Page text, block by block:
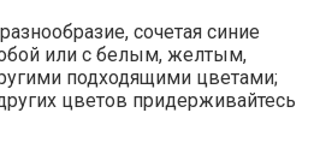
сочетая синие
или с белым, желтым,
подходящими цветами;
цветов придерживайтесь